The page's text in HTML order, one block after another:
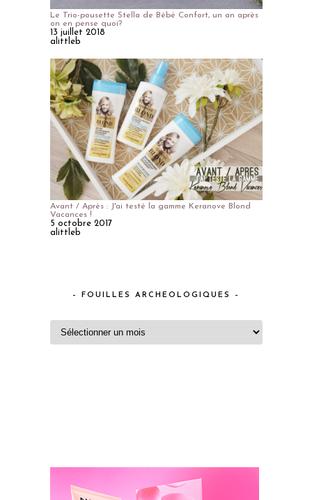
Le Trio-pousette Stella de Bébé Confort, un an après
on en pense quoi?
13 juillet 2018
alittleb
Avant / Après : J'ai testé la gamme Keranove Blond
Vacances !
5 octobre 2017
alittleb
– FOUILLES ARCHEOLOGIQUES –